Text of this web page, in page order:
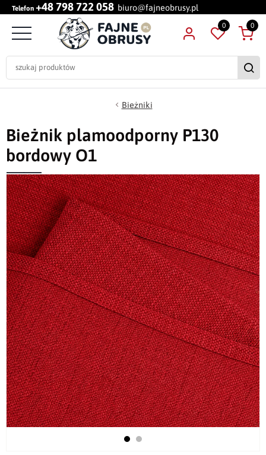
Telefon +48 798 722 058 biuro@fajneobrusy.pl
0 0
Bieżniki
Bieżnik plamoodporny P130
bordowy O1